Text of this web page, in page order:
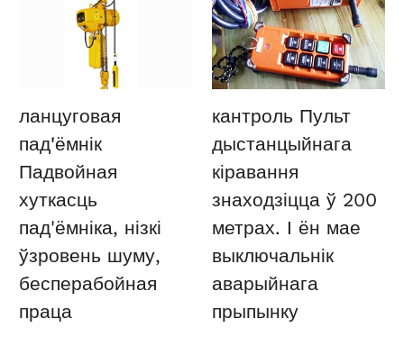
ланцуговая
пад'ёмнік
Падвойная
хуткасць
пад'ёмніка, нізкі
ўзровень шуму,
бесперабойная
праца
кантроль Пульт
дыстанцыйнага
кіравання
знаходзіцца ў 200
метрах. І ён мае
выключальнік
аварыйнага
прыпынку